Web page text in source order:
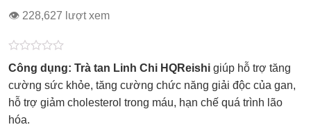
👁 228,627 lượt xem
Được
xếp
hạng
0.0
5
sao
Công dụng: Trà tan Linh Chi HQReishi giúp hỗ trợ tăng
cường sức khỏe, tăng cường chức năng giải độc của gan,
hỗ trợ giảm cholesterol trong máu, hạn chế quá trình lão
hóa.